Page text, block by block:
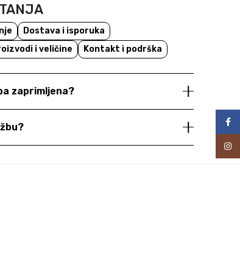
Dostava i isporuka
i veličine Kontakt i podrška
zaprimljena?